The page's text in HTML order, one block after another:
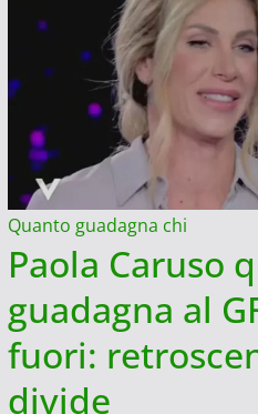
Quanto guadagna chi
Paola Caruso
guadagna al
fuori:
divide